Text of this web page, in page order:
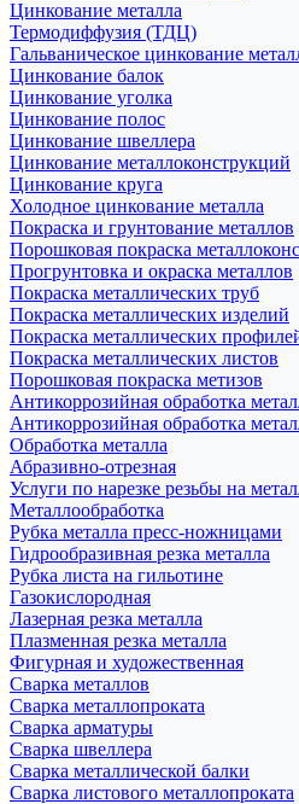
Цинкование металла
Термодиффузия (ТДЦ)
Гальваническое цинкование
Цинкование балок
Цинкование уголка
Цинкование полос
Цинкование швеллера
Цинкование металлоконструкций
Цинкование круга
Холодное цинкование металла
Покраска и грунтование металлов
Порошковая покраска
Прогрунтовка и окраска металлов
Покраска металлических труб
Покраска металлических изделий
Покраска металлических
Покраска металлических листов
Порошковая покраска метизов
Антикоррозийная обработка
Антикоррозийная обработка
Обработка металла
Абразивно-отрезная
Услуги по нарезке резьбы на
Металлообработка
Рубка металла пресс-ножницами
Гидрообразивная резка металла
Рубка листа на гильотине
Газокислородная
Лазерная резка металла
Плазменная резка металла
Фигурная и художественная
Сварка металлов
Сварка металлопроката
Сварка арматуры
Сварка швеллера
Сварка металлической балки
Сварка листового металлопроката